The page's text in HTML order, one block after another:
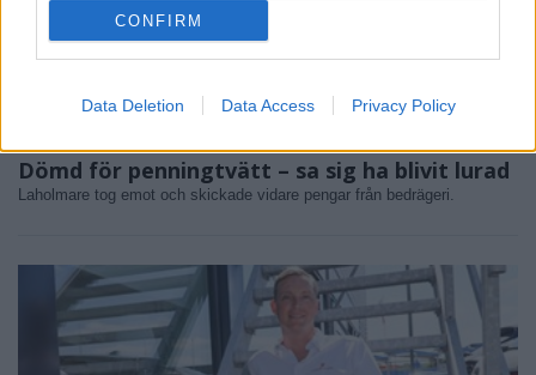
CONFIRM
Data Deletion Data Access Privacy Policy
Dömd för penningtvätt – sa sig ha blivit lurad
Laholmare tog emot och skickade vidare pengar från bedrägeri.